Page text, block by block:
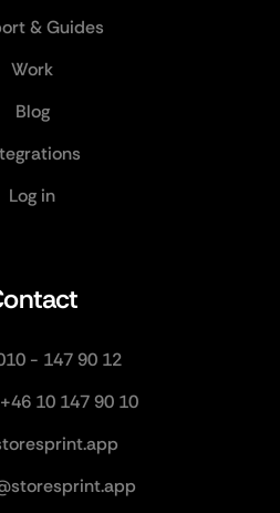
- 147 90 12
10 147 90 10
& Guides
Work
Blog
Log in